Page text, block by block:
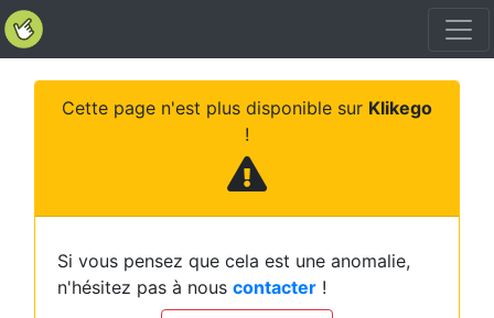
Cette page n'est plus disponible sur Klikego
!
Si vous pensez que cela est une anomalie,
n'hésitez pas à nous contacter !